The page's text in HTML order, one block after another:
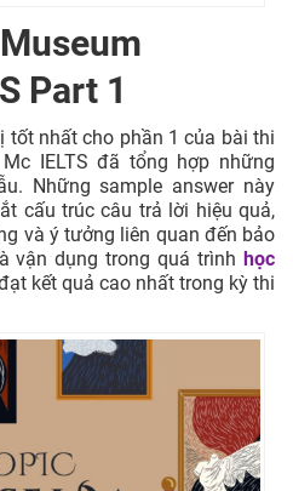
Part 1
tốt nhất cho phần 1 của bài thi
Mc IELTS đã tổng hợp những
Những sample answer này
cấu trúc câu trả lời hiệu quả,
và ý tưởng liên quan đến bảo
vận dụng trong quá trình học
kết quả cao nhất trong kỳ thi